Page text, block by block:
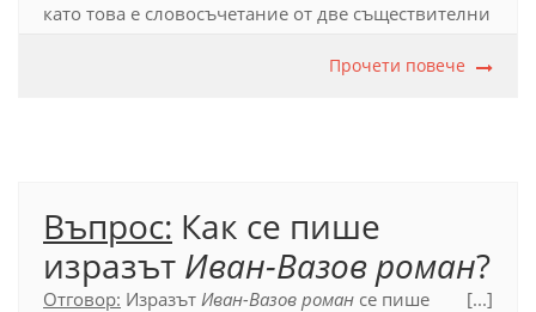
като това е словосъчетание от две съществителни
Прочети повече
Въпрос: Как се пише
изразът Иван-Вазов роман?
Отговор: Изразът Иван-Вазов роман се пише
[...]